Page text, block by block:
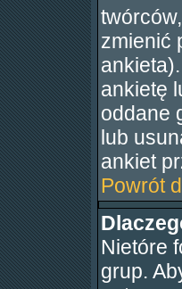
zmienić
ankietę
oddane
lub
ankiet
Powrót
Nietóre
grup.